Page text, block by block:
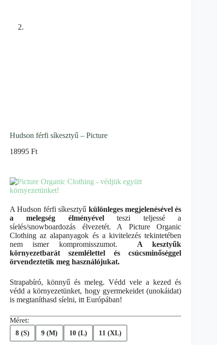
Hudson férfi síkesztyű – Picture
18995 Ft
A Hudson férfi síkesztyű különleges megjelenésével és
a melegség élményévelteszi teljessé a
síelés/snowboardozás élvezetét. A Picture Organic
Clothing az alapanyagok és a kivitelezés tekintetében
nem ismer kompromisszumot. A kesztyűk
környezetbarát szemlélettel és csúcsminőséggel
örvendeztetik meg használójukat.
Strapabíró, könnyű és meleg. Védd vele a kezed és
védd a környezetünket, hogy gyermekeidet (unokáidat)
is megtaníthasd síelni, itt Európában!
Méret:
8 (S) 9 (M) 10 (L) 11 (XL)